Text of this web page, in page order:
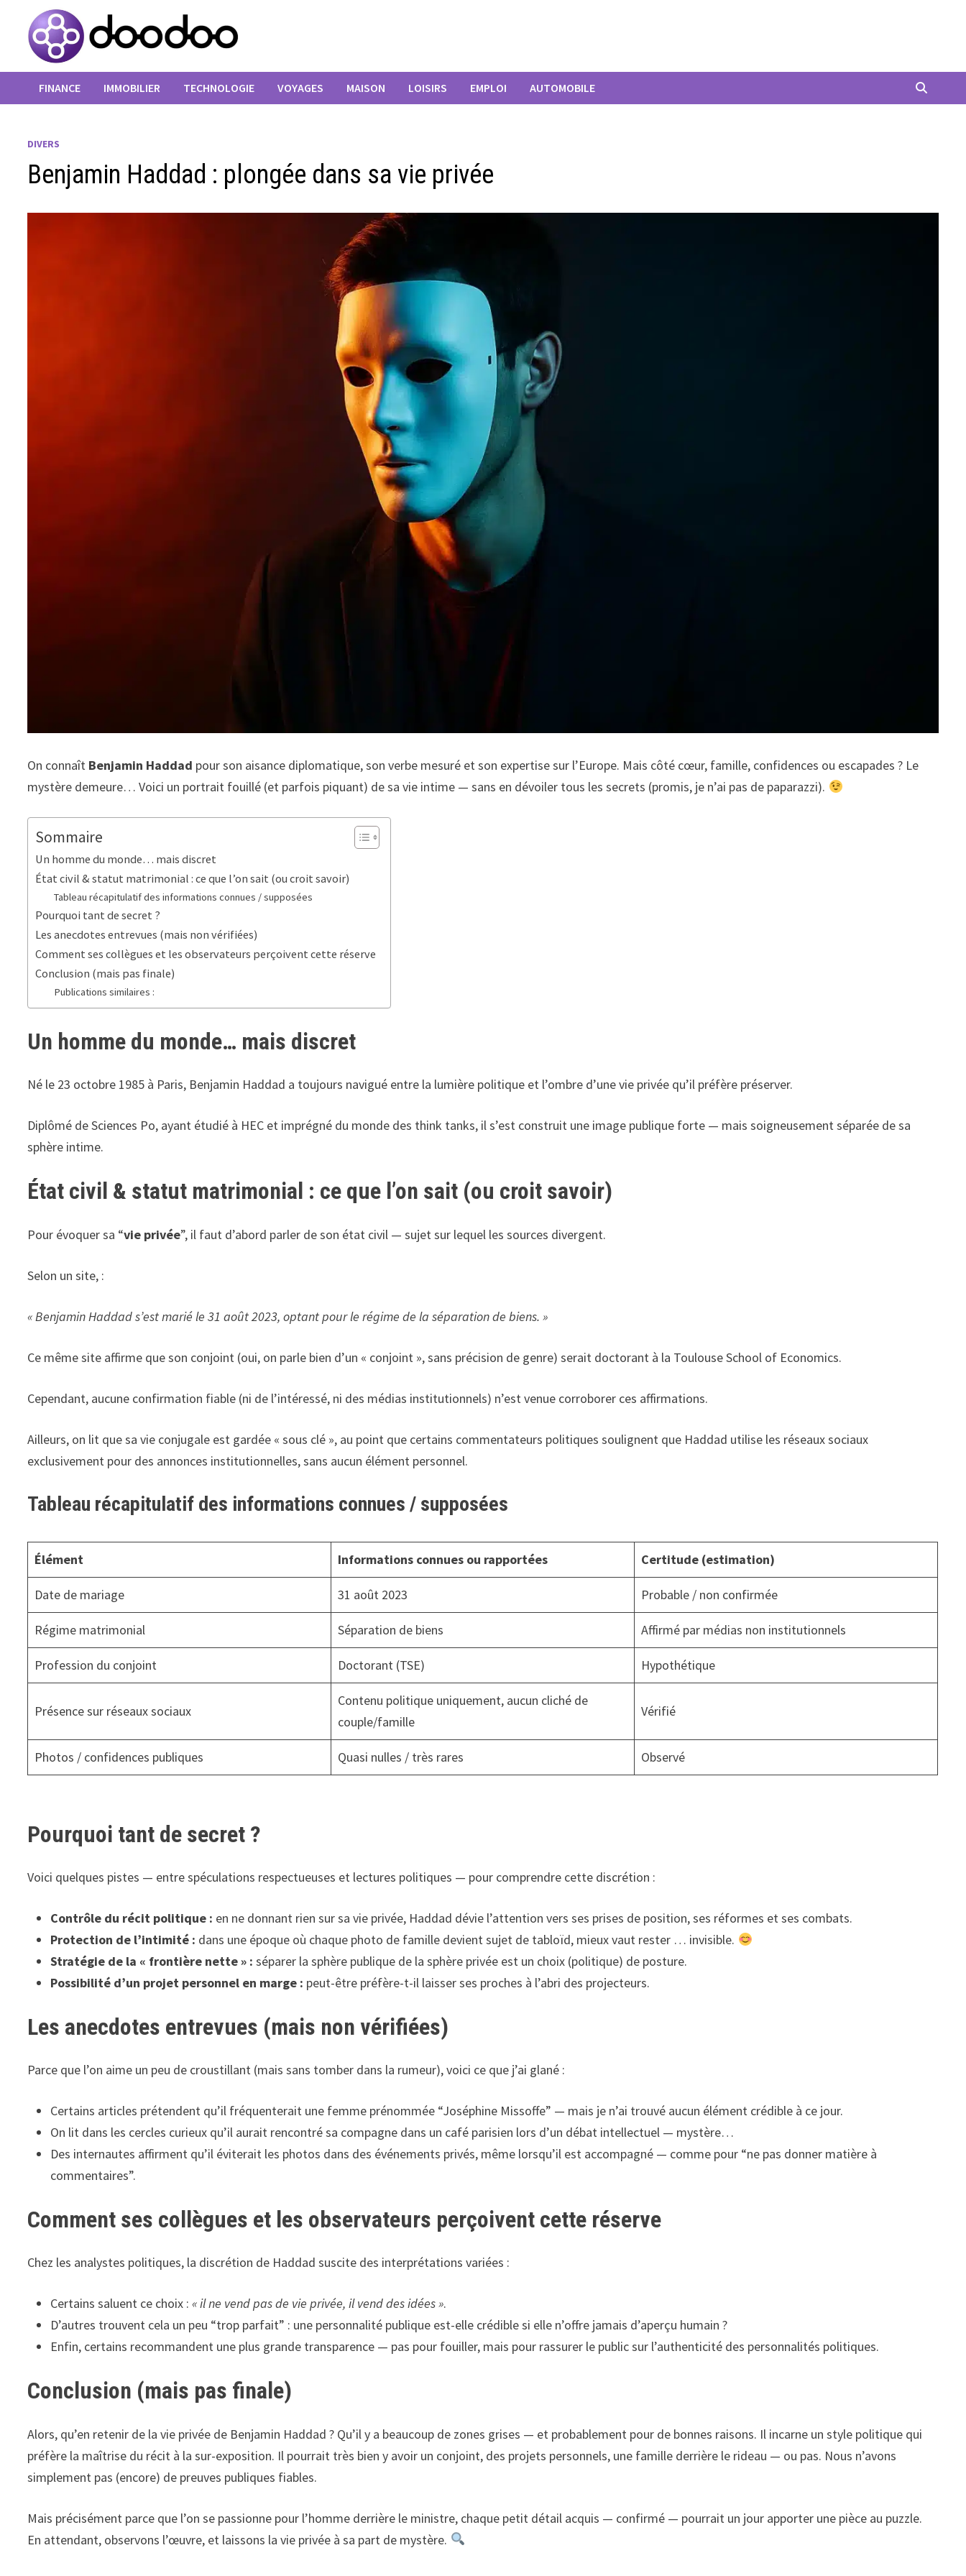
contenu
FINANCE IMMOBILIER TECHNOLOGIE VOYAGES MAISON LOISIRS EMPLOI AUTOMOBILE
DIVERS
Benjamin Haddad : plongée dans sa vie privée
On connaît Benjamin Haddad pour son aisance diplomatique, son verbe mesuré et son expertise sur l’Europe. Mais côté cœur, famille, confidences ou escapades ? Le
mystère demeure… Voici un portrait fouillé (et parfois piquant) de sa vie intime — sans en dévoiler tous les secrets (promis, je n’ai pas de paparazzi).
Sommaire
Un homme du monde… mais discret
État civil & statut matrimonial : ce que l’on sait (ou croit savoir)
Tableau récapitulatif des informations connues / supposées
Pourquoi tant de secret ?
Les anecdotes entrevues (mais non vérifiées)
Comment ses collègues et les observateurs perçoivent cette réserve
Conclusion (mais pas finale)
Publications similaires :
Un homme du monde… mais discret
Né le 23 octobre 1985 à Paris, Benjamin Haddad a toujours navigué entre la lumière politique et l’ombre d’une vie privée qu’il préfère préserver.
Diplômé de Sciences Po, ayant étudié à HEC et imprégné du monde des think tanks, il s’est construit une image publique forte — mais soigneusement séparée de sa
sphère intime.
État civil & statut matrimonial : ce que l’on sait (ou croit savoir)
Pour évoquer sa “vie privée”, il faut d’abord parler de son état civil — sujet sur lequel les sources divergent.
Selon un site, :
« Benjamin Haddad s’est marié le 31 août 2023, optant pour le régime de la séparation de biens. »
Ce même site affirme que son conjoint (oui, on parle bien d’un « conjoint », sans précision de genre) serait doctorant à la Toulouse School of Economics.
Cependant, aucune confirmation fiable (ni de l’intéressé, ni des médias institutionnels) n’est venue corroborer ces affirmations.
Ailleurs, on lit que sa vie conjugale est gardée « sous clé », au point que certains commentateurs politiques soulignent que Haddad utilise les réseaux sociaux
exclusivement pour des annonces institutionnelles, sans aucun élément personnel.
Tableau récapitulatif des informations connues / supposées
Élément Informations connues ou rapportées Certitude (estimation)
Date de mariage 31 août 2023 Probable / non confirmée
Régime matrimonial Séparation de biens Affirmé par médias non institutionnels
Profession du conjoint Doctorant (TSE) Hypothétique
Présence sur réseaux sociaux
Contenu politique uniquement, aucun cliché de
couple/famille
Vérifié
Photos / confidences publiques Quasi nulles / très rares Observé
Pourquoi tant de secret ?
Voici quelques pistes — entre spéculations respectueuses et lectures politiques — pour comprendre cette discrétion :
Contrôle du récit politique : en ne donnant rien sur sa vie privée, Haddad dévie l’attention vers ses prises de position, ses réformes et ses combats.
Protection de l’intimité : dans une époque où chaque photo de famille devient sujet de tabloïd, mieux vaut rester … invisible.
Stratégie de la « frontière nette » : séparer la sphère publique de la sphère privée est un choix (politique) de posture.
Possibilité d’un projet personnel en marge : peut-être préfère-t-il laisser ses proches à l’abri des projecteurs.
Les anecdotes entrevues (mais non vérifiées)
Parce que l’on aime un peu de croustillant (mais sans tomber dans la rumeur), voici ce que j’ai glané :
Certains articles prétendent qu’il fréquenterait une femme prénommée “Joséphine Missoffe” — mais je n’ai trouvé aucun élément crédible à ce jour.
On lit dans les cercles curieux qu’il aurait rencontré sa compagne dans un café parisien lors d’un débat intellectuel — mystère…
Des internautes affirment qu’il éviterait les photos dans des événements privés, même lorsqu’il est accompagné — comme pour “ne pas donner matière à
commentaires”.
Comment ses collègues et les observateurs perçoivent cette réserve
Chez les analystes politiques, la discrétion de Haddad suscite des interprétations variées :
Certains saluent ce choix :« il ne vend pas de vie privée, il vend des idées ».
D’autres trouvent cela un peu “trop parfait” : une personnalité publique est-elle crédible si elle n’offre jamais d’aperçu humain ?
Enfin, certains recommandent une plus grande transparence — pas pour fouiller, mais pour rassurer le public sur l’authenticité des personnalités politiques.
Conclusion (mais pas finale)
Alors, qu’en retenir de la vie privée de Benjamin Haddad ? Qu’il y a beaucoup de zones grises — et probablement pour de bonnes raisons. Il incarne un style politique qui
préfère la maîtrise du récit à la sur-exposition. Il pourrait très bien y avoir un conjoint, des projets personnels, une famille derrière le rideau — ou pas. Nous n’avons
simplement pas (encore) de preuves publiques fiables.
Mais précisément parce que l’on se passionne pour l’homme derrière le ministre, chaque petit détail acquis — confirmé — pourrait un jour apporter une pièce au puzzle.
En attendant, observons l’œuvre, et laissons la vie privée à sa part de mystère.